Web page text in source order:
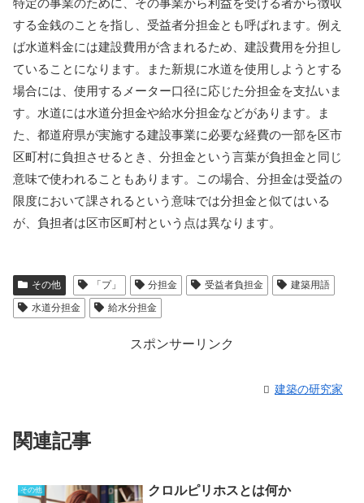
特定の事業のために、その事業から利益を受ける者から徴収
する金銭のことを指し、受益者分担金とも呼ばれます。例え
ば水道料金には建設費用が含まれるため、建設費用を分担し
ていることになります。また新規に水道を使用しようとする
場合には、使用するメーター口径に応じた分担金を支払いま
す。水道には水道分担金や給水分担金などがあります。ま
た、都道府県が実施する建設事業に必要な経費の一部を区市
区町村に負担させるとき、分担金という言葉が負担金と同じ
意味で使われることもあります。この場合、分担金は受益の
限度において課されるという意味では分担金と似てはいる
が、負担者は区市区町村という点は異なります。
その他 「プ」 分担金 受益者負担金
建築用語
水道分担金
給水分担金
スポンサーリンク
建築の研究家
関連記事
その他 クロルピリホスとは何か